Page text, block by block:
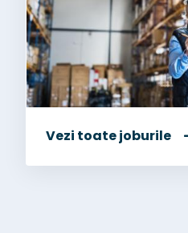
Vezi toate joburile